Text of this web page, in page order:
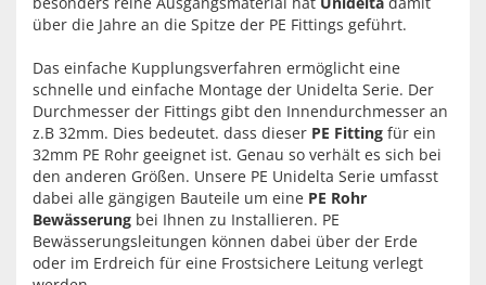
über die Jahre an die Spitze der PE Fittings geführt.
Das einfache Kupplungsverfahren ermöglicht eine
schnelle und einfache Montage der Unidelta Serie. Der
Durchmesser der Fittings gibt den Innendurchmesser an
z.B 32mm. Dies bedeutet. dass dieser PE Fitting für ein
32mm PE Rohr geeignet ist. Genau so verhält es sich bei
den anderen Größen. Unsere PE Unidelta Serie umfasst
dabei alle gängigen Bauteile um eine PE Rohr
Bewässerung bei Ihnen zu Installieren. PE
Bewässerungsleitungen können dabei über der Erde
oder im Erdreich für eine Frostsichere Leitung verlegt